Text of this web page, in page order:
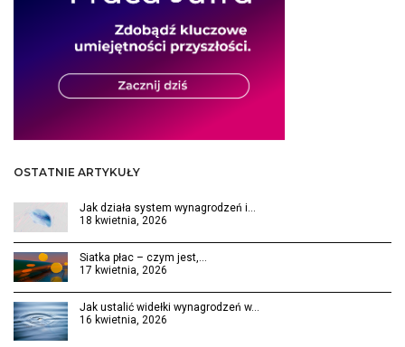
OSTATNIE ARTYKUŁY
Jak działa system wynagrodzeń i…
18 kwietnia, 2026
Siatka płac – czym jest,…
17 kwietnia, 2026
Jak ustalić widełki wynagrodzeń w…
16 kwietnia, 2026